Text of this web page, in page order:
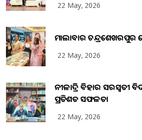
22 May, 2026
ମାଲାବାର ଚନ୍ଦ୍ରଶେଖରପୁର
22 May, 2026
ନୀଳାଦ୍ରି ବିହାର ସରସ୍ୱତୀ
ପ୍ରତିଶତ ସଫଳତା
22 May, 2026